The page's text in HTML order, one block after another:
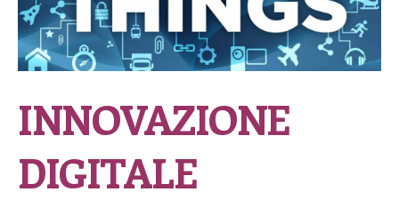
INNOVAZIONE
DIGITALE